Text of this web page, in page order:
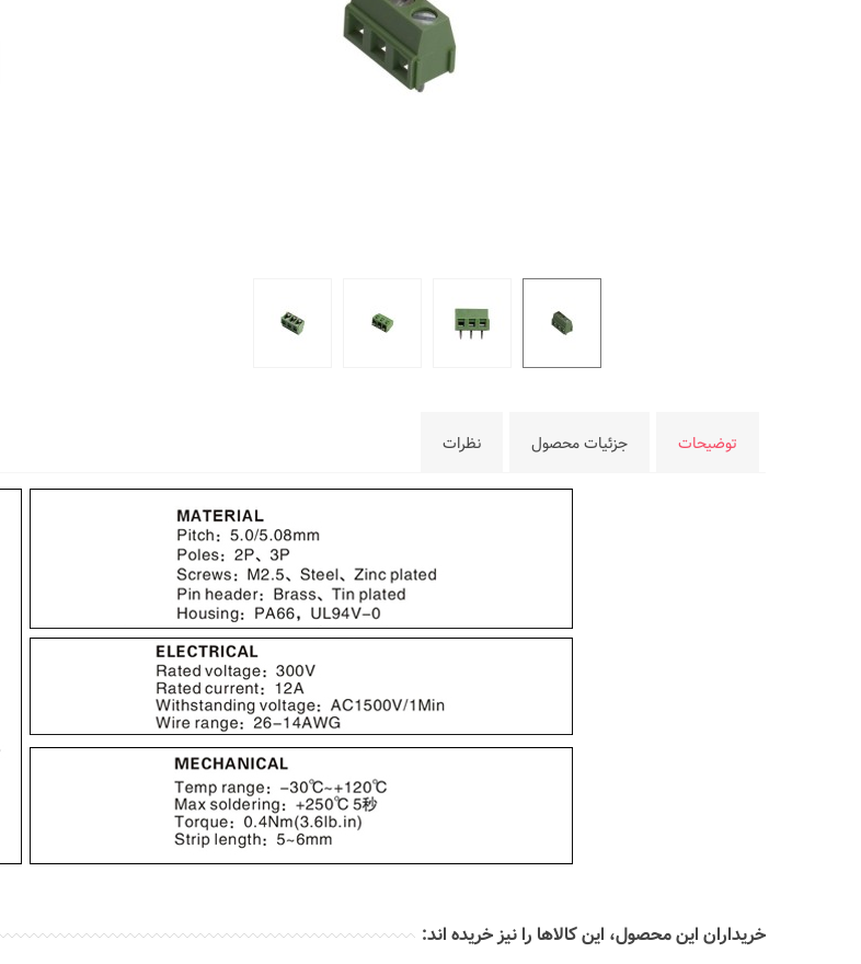
توضیحات جزئیات محصول نظرات
خریداران این محصول، این کالاها را نیز خریده اند: